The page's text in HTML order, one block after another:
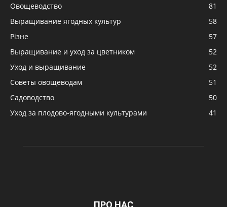
Овощеводство
81
Выращивание ягодных культур
58
Різне
57
Выращивание и уход за цветником
52
Уход и выращивание
52
Советы овощеводам
51
Садоводство
50
Уход за плодово-ягодными культурами
41